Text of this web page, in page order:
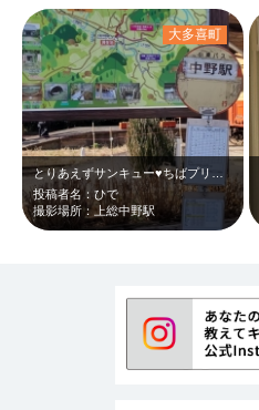
投稿者名：ひで
撮影場所：上総中野駅
大多喜町